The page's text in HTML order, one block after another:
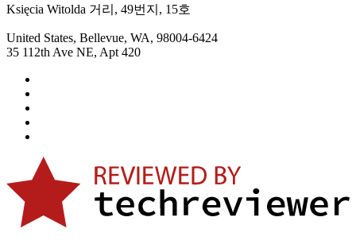
Księcia Witolda 거리, 49번지, 15호
United States, Bellevue, WA, 98004-6424
35 112th Ave NE, Apt 420